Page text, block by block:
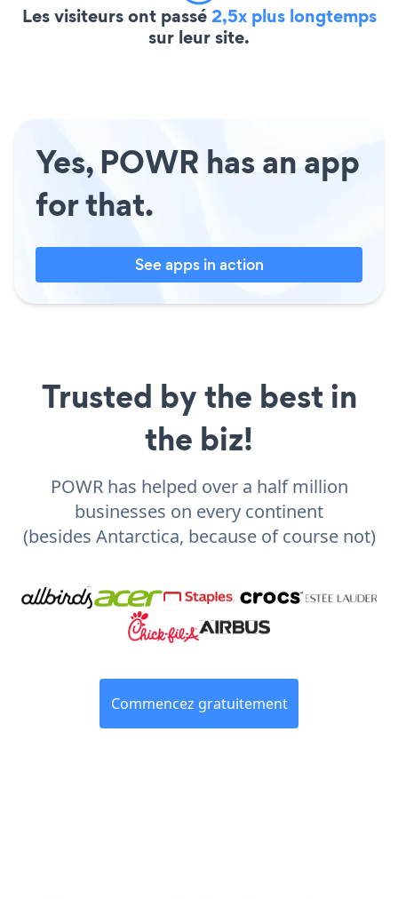
Les visiteurs ont passé2,5x plus longtemps
sur leur site.
Yes, POWR has an app
for that.
See apps in action
Trusted by the best in
the biz!
POWR has helped over a half million
businesses on every continent
(besides Antarctica, because of course not)
Commencez gratuitement